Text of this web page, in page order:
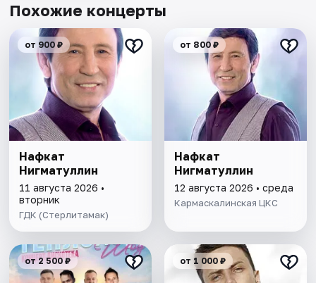
Похожие концерты
от 900 ₽
Нафкат
Нигматуллин
11 августа 2026 •
вторник
ГДК (Стерлитамак)
от 800 ₽
Нафкат
Нигматуллин
12 августа 2026 • среда
Кармаскалинская ЦКС
от 2 500 ₽ от 1 000 ₽